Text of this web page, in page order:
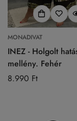
MONADIVAT
INEZ - Holgolt
mellény. Fehér
Normál
8.990 Ft